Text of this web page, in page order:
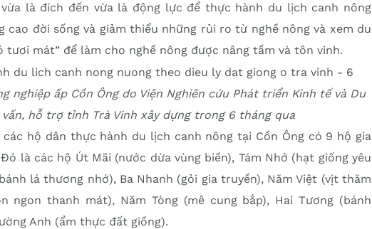
là đích đến vừa là động lực để thực hành du lịch canh nông
cao đời sống và giảm thiểu những rủi ro từ nghề nông và xem du
tươi mát” để làm cho nghề nông được nâng tầm và tôn vinh.
nghiệp ấp Cồn Ông do Viện Nghiên cứu Phát triển Kinh tế và Du
hỗ trợ tỉnh Trà Vinh xây dựng trong 6 tháng qua
hộ dân thực hành du lịch canh nông tại Cồn Ông có 9 hộ gia
là các hộ Út Mãi (nước dừa vùng biền), Tám Nhớ (hạt giống yêu
lá thương nhớ), Ba Nhanh (gỏi gia truyền), Năm Việt (vịt thăm
ngon thanh mát), Năm Tòng (mê cung bắp), Hai Tương (bánh
Anh (ẩm thực đất giồng).